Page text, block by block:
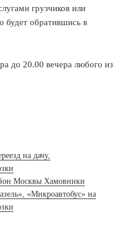
грузчиков или
обратившись в
до 20.00 вечера любого из
на дачу,
Москвы Хамовники
«Микроавтобус» на